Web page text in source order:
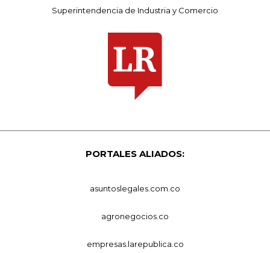
Superintendencia de Industria y Comercio
PORTALES ALIADOS:
asuntoslegales.com.co
agronegocios.co
empresas.larepublica.co